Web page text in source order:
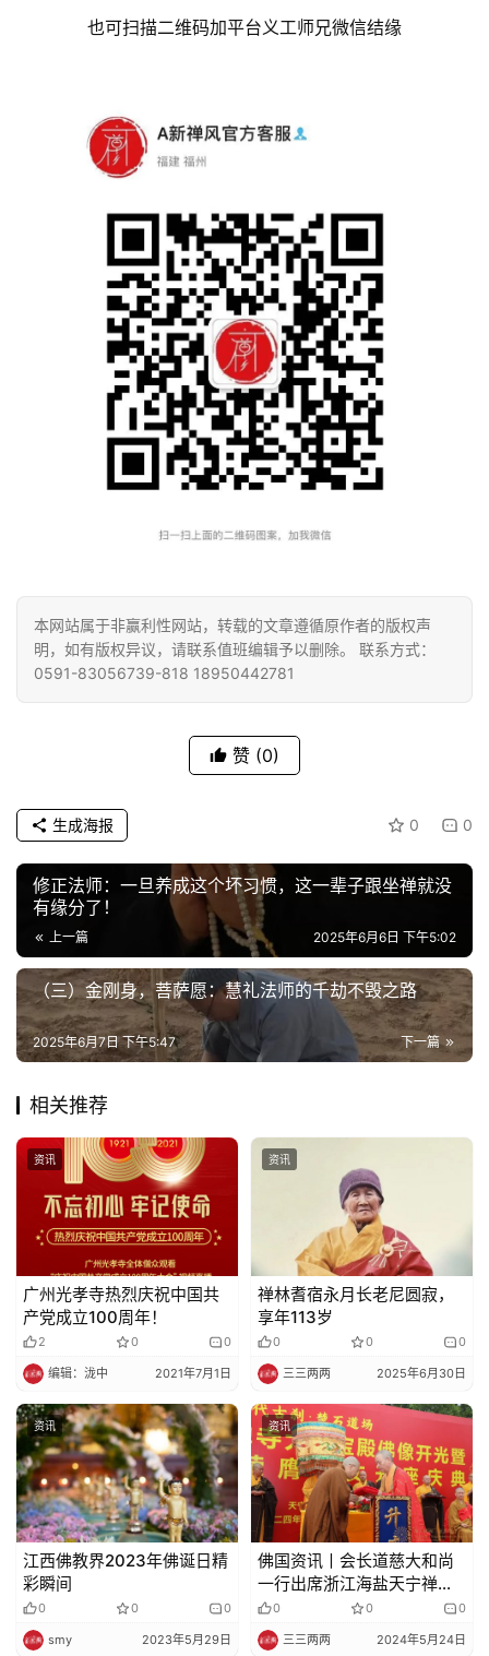
也可扫描二维码加平台义工师兄微信结缘
本网站属于非赢利性网站，转载的文章遵循原作者的版权声
明，如有版权异议，请联系值班编辑予以删除。 联系方式：
0591-83056739-818 18950442781
赞 (0)
0 0
生成海报
修正法师：一旦养成这个坏习惯，这一辈子跟坐禅就没
有缘分了！
上一篇 2025年6月6日 下午5:02
（三）金刚身，菩萨愿：慧礼法师的千劫不毁之路
下一篇
2025年6月7日 下午5:47
相关推荐
资讯
广州光孝寺热烈庆祝中国共
产党成立100周年！
2 0 0
编辑：泷中 2021年7月1日
资讯
禅林耆宿永月长老尼圆寂，
享年113岁
0 0 0
三三两两 2025年6月30日
资讯
江西佛教界2023年佛诞日精
彩瞬间
0 0 0
smy 2023年5月29日
资讯
佛国资讯丨会长道慈大和尚
一行出席浙江海盐天宁禅寺
大雄宝殿佛像开光暨乘明法
师荣膺方丈升座庆典
0 0 0
三三两两 2024年5月24日